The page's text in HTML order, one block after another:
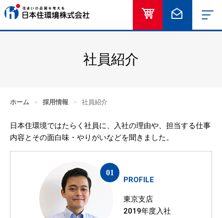
オンラインショ
社員紹介
ホーム > 採用情報 > 社員紹介
日本住環境ではたらく社員に、入社の理由や、担当する仕事
内容とその面白味・やりがいなどを聞きました。
PROFILE
東京支店
2019年度入社